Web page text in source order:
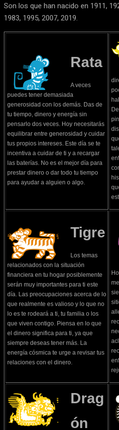
Son los que han nacido en 1911,
1983, 1995, 2007, 2019.
Rata
A veces
puedes tener demasiada
generosidad con los demás. Das de
tu tiempo, dinero y energía sin
pensarlo dos veces. Hoy necesitarás
equilibrar entre generosidad y cuidar
tus propios intereses. Este día se te
incentiva a cuidar de ti y a recargar
las baterías. No es el mejor día para
prestar dinero o dar todo tu tiempo
para ayudar a alguien o algo.
Tigre
Los temas
relacionados con la situación
financiera en tu hogar posiblemente
serán muy importantes para ti este
día. Las preocupaciones acerca de lo
que realmente es valioso y lo que no
lo es te rodeará a ti, tu familia o los
que viven contigo. Piensa en lo que
el dinero significa para ti, ya que
siempre deseas tener más. La
energía cósmica te urge a revisar tus
relaciones con el dinero.
Drag
ón